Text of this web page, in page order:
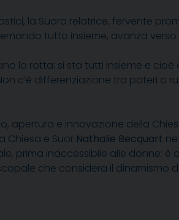
la Suora relatrice, fervente
tutto insieme, avanza verso
la rotta: si sta tutti insieme e
c’è differenziazione tra poteri o
apertura e innovazione della
Chiesa e Suor Nathalie Becquart
prima inaccessibile alle donne:
che considera il dinamismo